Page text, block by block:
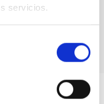
servicios.